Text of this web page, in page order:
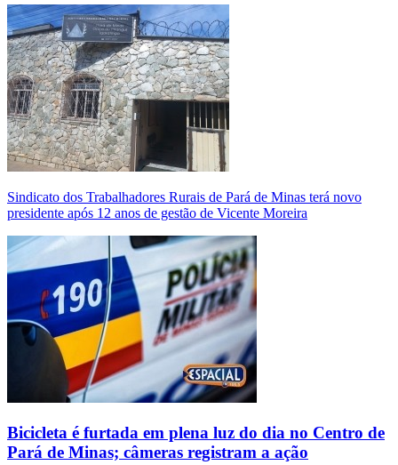
Sindicato dos Trabalhadores Rurais de Pará de Minas terá novo
presidente após 12 anos de gestão de Vicente Moreira
Bicicleta é furtada em plena luz do dia no Centro de
Pará de Minas; câmeras registram a ação